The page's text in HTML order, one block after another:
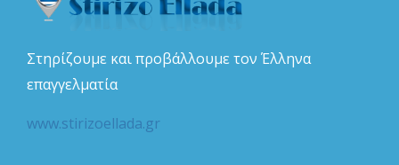
Στηρίζουμε και προβάλλουμε τον Έλληνα
επαγγελματία
www.stirizoellada.gr